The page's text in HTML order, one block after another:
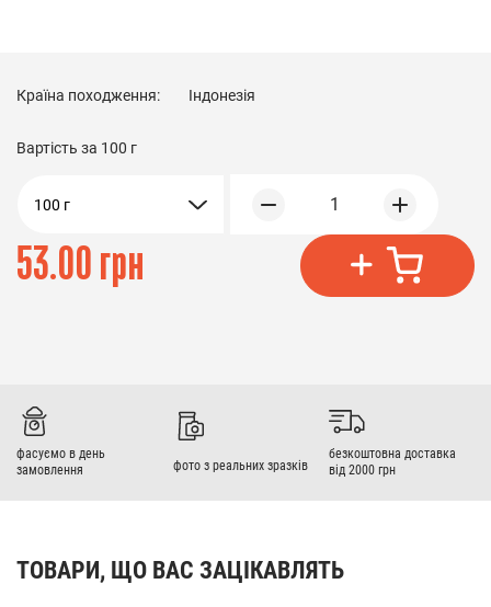
Країна походження: Індонезія
Вартість за 100 г
100 г 1
53.00 грн
фасуємо в день
замовлення
фото з реальних зразків
безкоштовна доставка
від 2000 грн
ТОВАРИ, ЩО ВАС ЗАЦІКАВЛЯТЬ